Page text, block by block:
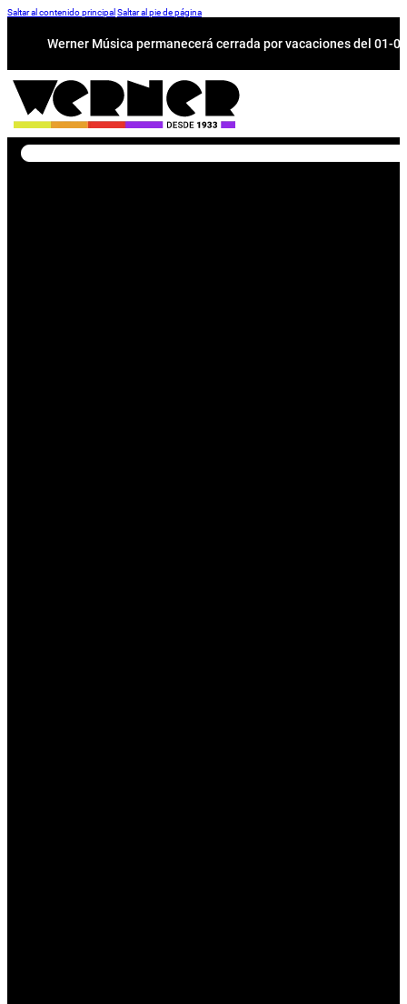
Saltar al contenido principal Saltar al pie de página
Werner Música permanecerá cerrada por vacaciones del 01-
Buscar